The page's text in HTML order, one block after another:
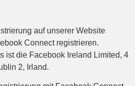
auf unserer Website
Connect registrieren.
ist die Facebook Ireland Limited, 4
2, Irland.